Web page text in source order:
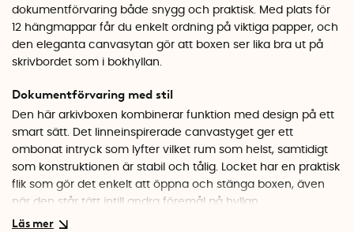
dokumentförvaring både snygg och praktisk. Med plats för
12 hängmappar får du enkelt ordning på viktiga papper, och
den eleganta canvasytan gör att boxen ser lika bra ut på
skrivbordet som i bokhyllan.
Dokumentförvaring med stil
Den här arkivboxen kombinerar funktion med design på ett
smart sätt. Det linneinspirerade canvastyget ger ett
ombonat intryck som lyfter vilket rum som helst, samtidigt
som konstruktionen är stabil och tålig. Locket har en praktisk
flik som gör det enkelt att öppna och stänga boxen, även
när den står tätt intill andra föremål på hyllan.